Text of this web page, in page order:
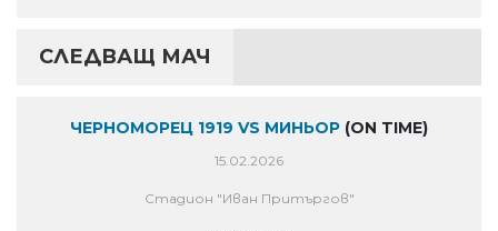
СЛЕДВАЩ МАЧ
ЧЕРНОМОРЕЦ 1919 VS МИНЬОР (ON TIME)
15.02.2026
Стадион "Иван Притъргов"